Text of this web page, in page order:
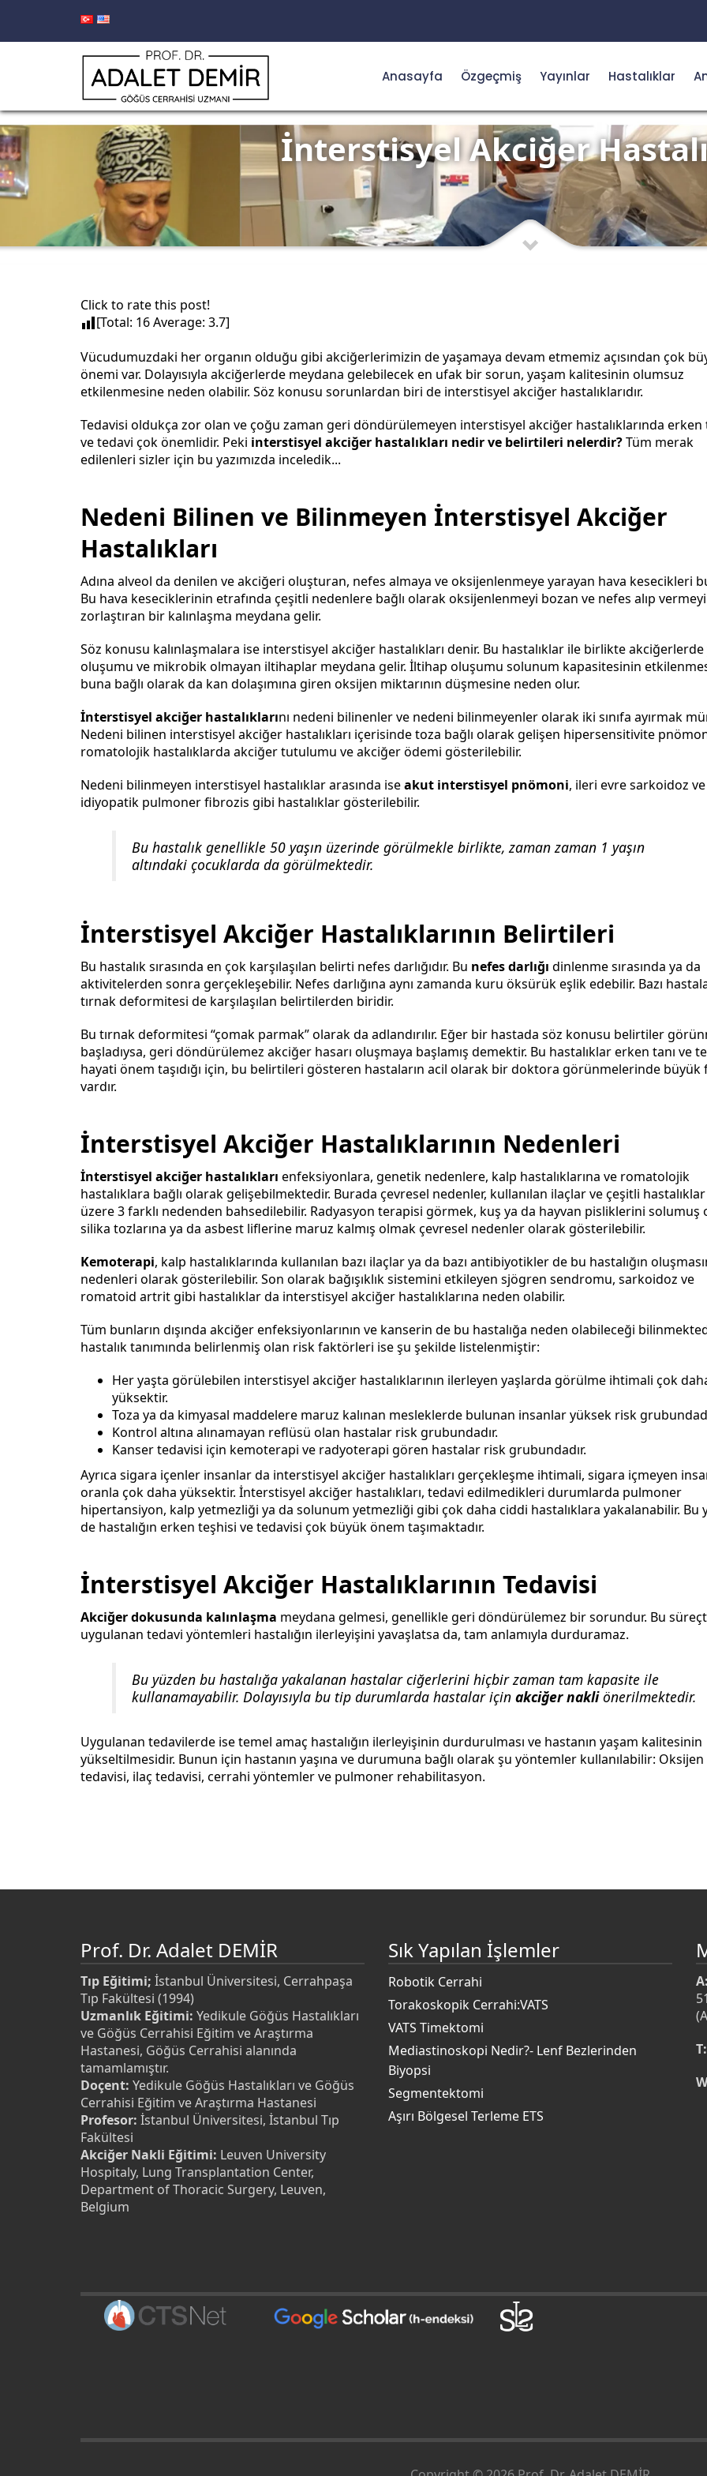
Anasayfa Özgeçmiş Yayınlar Hastalıklar
İnterstisyel Akciğer
Click to rate this post!
[Total: 16Average: 3.7]
Vücudumuzdaki her organın olduğu gibi akciğerlerimizin de yaşamaya devam etmemiz açısından çok
önemi var. Dolayısıyla akciğerlerde meydana gelebilecek en ufak bir sorun, yaşam kalitesinin olumsuz
etkilenmesine neden olabilir. Söz konusu sorunlardan biri de interstisyel akciğer hastalıklarıdır.
Tedavisi oldukça zor olan ve çoğu zaman geri döndürülemeyen interstisyel akciğer hastalıklarında erken
ve tedavi çok önemlidir. Peki interstisyel akciğer hastalıkları nedir ve belirtileri nelerdir?Tüm merak
edilenleri sizler için bu yazımızda inceledik...
Nedeni Bilinen ve Bilinmeyen İnterstisyel Akciğer
Hastalıkları
Adına alveol da denilen ve akciğeri oluşturan, nefes almaya ve oksijenlenmeye yarayan hava kesecikleri
Bu hava keseciklerinin etrafında çeşitli nedenlere bağlı olarak oksijenlenmeyi bozan ve nefes alıp vermeyi
zorlaştıran bir kalınlaşma meydana gelir.
Söz konusu kalınlaşmalara ise interstisyel akciğer hastalıkları denir. Bu hastalıklar ile birlikte akciğerlerde
oluşumu ve mikrobik olmayan iltihaplar meydana gelir. İltihap oluşumu solunum kapasitesinin
buna bağlı olarak da kan dolaşımına giren oksijen miktarının düşmesine neden olur.
İnterstisyel akciğer hastalıklarını nedeni bilinenler ve nedeni bilinmeyenler olarak iki sınıfa ayırmak
Nedeni bilinen interstisyel akciğer hastalıkları içerisinde toza bağlı olarak gelişen hipersensitivite
romatolojik hastalıklarda akciğer tutulumu ve akciğer ödemi gösterilebilir.
Nedeni bilinmeyen interstisyel hastalıklar arasında iseakut interstisyel pnömoni, ileri evre sarkoidoz ve
idiyopatik pulmoner fibrozis gibi hastalıklar gösterilebilir.
Bu hastalık genellikle 50 yaşın üzerinde görülmekle birlikte, zaman zaman 1 yaşın
altındaki çocuklarda da görülmektedir.
İnterstisyel Akciğer Hastalıklarının Belirtileri
Bu hastalık sırasında en çok karşılaşılan belirti nefes darlığıdır. Bu nefes darlığı dinlenme sırasında ya da
aktivitelerden sonra gerçekleşebilir. Nefes darlığına aynı zamanda kuru öksürük eşlik edebilir. Bazı
tırnak deformitesi de karşılaşılan belirtilerden biridir.
Bu tırnak deformitesi “çomak parmak” olarak da adlandırılır. Eğer bir hastada söz konusu belirtiler
başladıysa, geri döndürülemez akciğer hasarı oluşmaya başlamış demektir. Bu hastalıklar erken tanı ve
hayati önem taşıdığı için, bu belirtileri gösteren hastaların acil olarak bir doktora görünmelerinde büyük
vardır.
İnterstisyel Akciğer Hastalıklarının Nedenleri
İnterstisyel akciğer hastalıkları enfeksiyonlara, genetik nedenlere, kalp hastalıklarına ve romatolojik
hastalıklara bağlı olarak gelişebilmektedir. Burada çevresel nedenler, kullanılan ilaçlar ve çeşitli
üzere 3 farklı nedenden bahsedilebilir. Radyasyon terapisi görmek, kuş ya da hayvan pisliklerini solumuş
silika tozlarına ya da asbest liflerine maruz kalmış olmak çevresel nedenler olarak gösterilebilir.
Kemoterapi, kalp hastalıklarında kullanılan bazı ilaçlar ya da bazı antibiyotikler de bu hastalığın
nedenleri olarak gösterilebilir. Son olarak bağışıklık sistemini etkileyen sjögren sendromu, sarkoidoz ve
romatoid artrit gibi hastalıklar da interstisyel akciğer hastalıklarına neden olabilir.
Tüm bunların dışında akciğer enfeksiyonlarının ve kanserin de bu hastalığa neden olabileceği
hastalık tanımında belirlenmiş olan risk faktörleri ise şu şekilde listelenmiştir:
Her yaşta görülebilen interstisyel akciğer hastalıklarının ilerleyen yaşlarda görülme ihtimali çok
yüksektir.
Toza ya da kimyasal maddelere maruz kalınan mesleklerde bulunan insanlar yüksek risk
Kontrol altına alınamayan reflüsü olan hastalar risk grubundadır.
Kanser tedavisi için kemoterapi ve radyoterapi gören hastalar risk grubundadır.
Ayrıca sigara içenler insanlar da interstisyel akciğer hastalıkları gerçekleşme ihtimali, sigara içmeyen
oranla çok daha yüksektir. İnterstisyel akciğer hastalıkları, tedavi edilmedikleri durumlarda pulmoner
hipertansiyon, kalp yetmezliği ya da solunum yetmezliği gibi çok daha ciddi hastalıklara yakalanabilir. Bu
de hastalığın erken teşhisi ve tedavisi çok büyük önem taşımaktadır.
İnterstisyel Akciğer Hastalıklarının Tedavisi
Akciğer dokusunda kalınlaşma meydana gelmesi, genellikle geri döndürülemez bir sorundur. Bu
uygulanan tedavi yöntemleri hastalığın ilerleyişini yavaşlatsa da, tam anlamıyla durduramaz.
Bu yüzden bu hastalığa yakalanan hastalar ciğerlerini hiçbir zaman tam kapasite ile
kullanamayabilir. Dolayısıyla bu tip durumlarda hastalar için akciğer nakliönerilmektedir.
Uygulanan tedavilerde ise temel amaç hastalığın ilerleyişinin durdurulması ve hastanın yaşam kalitesinin
yükseltilmesidir. Bunun için hastanın yaşına ve durumuna bağlı olarak şu yöntemler kullanılabilir: Oksijen
tedavisi, ilaç tedavisi, cerrahi yöntemler ve pulmoner rehabilitasyon.
Prof. Dr. Adalet DEMİR
Tıp Eğitimi; İstanbul Üniversitesi, Cerrahpaşa
Tıp Fakültesi (1994)
Uzmanlık Eğitimi: Yedikule Göğüs Hastalıkları
ve Göğüs Cerrahisi Eğitim ve Araştırma
Hastanesi, Göğüs Cerrahisi alanında
tamamlamıştır.
Doçent: Yedikule Göğüs Hastalıkları ve Göğüs
Cerrahisi Eğitim ve Araştırma Hastanesi
Profesor: İstanbul Üniversitesi, İstanbul Tıp
Fakültesi
Akciğer Nakli Eğitimi: Leuven University
Hospitaly, Lung Transplantation Center,
Department of Thoracic Surgery, Leuven,
Belgium
Sık Yapılan İşlemler
Robotik Cerrahi
Torakoskopik Cerrahi:VATS
VATS Timektomi
Mediastinoskopi Nedir?- Lenf Bezlerinden
Biyopsi
Segmentektomi
Aşırı Bölgesel Terleme ETS
A:
T: